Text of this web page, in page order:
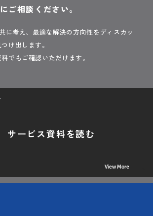
ご相談ください。
に考え、最適な解決の方向性をディスカッ
け出します。
でもご確認いただけます。
サービス資料を読む
View More